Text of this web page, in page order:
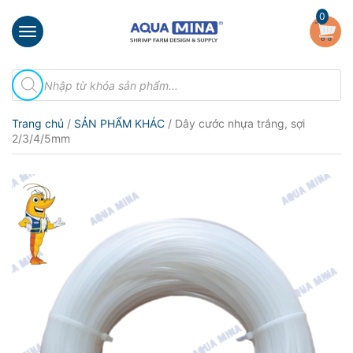
×
chủ
thiệu
Sản
phẩm
Đầu
Phun
Bọt
Khí
Hướng
0
Tìm
kiếm
sản
Trang chủ / SẢN PHẨM KHÁC / Dây cước nhựa trắng, sợi
2/3/4/5mm